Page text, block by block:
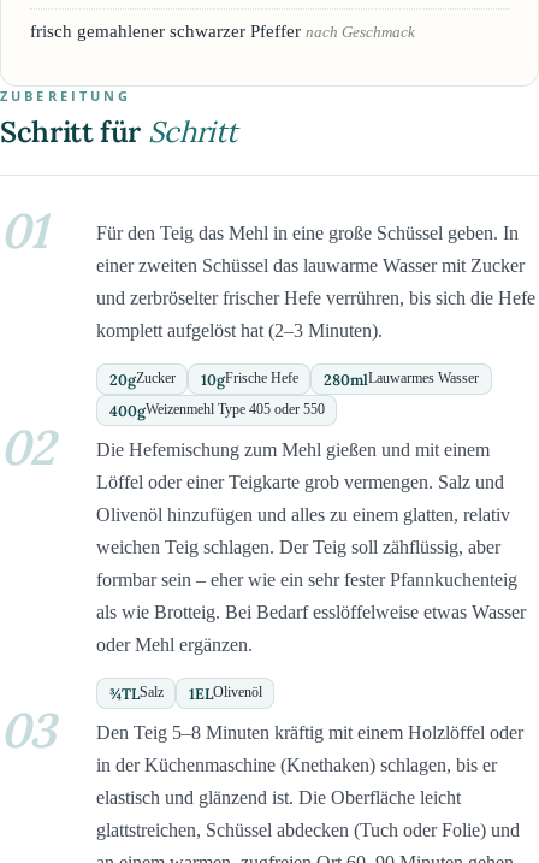
frisch gemahlener schwarzer Pfeffer nach Geschmack
ZUBEREITUNG
Schritt für Schritt
01
Für den Teig das Mehl in eine große Schüssel geben. In
einer zweiten Schüssel das lauwarme Wasser mit Zucker
und zerbröselter frischer Hefe verrühren, bis sich die Hefe
komplett aufgelöst hat (2–3 Minuten).
20gZucker 10gFrische Hefe 280mlLauwarmes Wasser
400gWeizenmehl Type 405 oder 550
02
Die Hefemischung zum Mehl gießen und mit einem
Löffel oder einer Teigkarte grob vermengen. Salz und
Olivenöl hinzufügen und alles zu einem glatten, relativ
weichen Teig schlagen. Der Teig soll zähflüssig, aber
formbar sein – eher wie ein sehr fester Pfannkuchenteig
als wie Brotteig. Bei Bedarf esslöffelweise etwas Wasser
oder Mehl ergänzen.
¾TLSalz 1ELOlivenöl
03
Den Teig 5–8 Minuten kräftig mit einem Holzlöffel oder
in der Küchenmaschine (Knethaken) schlagen, bis er
elastisch und glänzend ist. Die Oberfläche leicht
glattstreichen, Schüssel abdecken (Tuch oder Folie) und